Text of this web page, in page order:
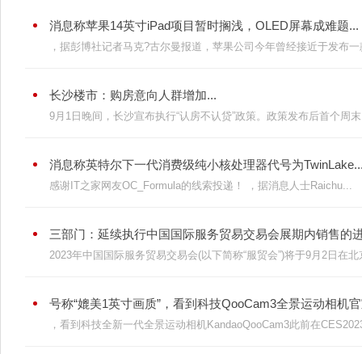
消息称苹果14英寸iPad项目暂时搁浅，OLED屏幕成难题...
，据彭博社记者马克?古尔曼报道，苹果公司今年曾经接近于发布
长沙楼市：购房意向人群增加...
9月1日晚间，长沙宣布执行“认房不认贷”政策。政策发布后首个周
消息称英特尔下一代消费级纯小核处理器代号为
感谢IT之家网友OC_Formula的线索投递！ ，据消息人士Raichu...
三部门：延续执行中国国际服务贸易交易会展期内销售的
2023年中国国际服务贸易交易会(以下简称“服贸会”)将于9月2日在
号称“媲美1英寸画质”，看到科技QooCam3全景运动相机
，看到科技全新一代全景运动相机KandaoQooCam3此前在